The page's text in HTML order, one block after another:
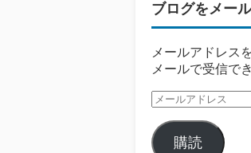
ブログをメー
メールアドレス
メールで受信で
メ
ル
ア
購読